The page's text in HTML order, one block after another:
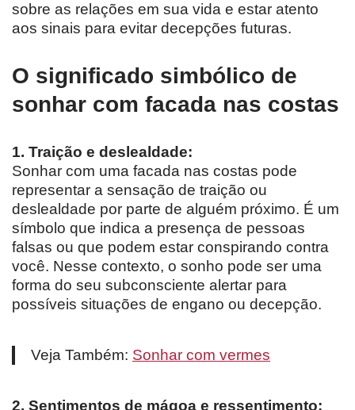
sobre as relações em sua vida e estar atento
aos sinais para evitar decepções futuras.
O significado simbólico de
sonhar com facada nas costas
1. Traição e deslealdade:
Sonhar com uma facada nas costas pode
representar a sensação de traição ou
deslealdade por parte de alguém próximo. É um
símbolo que indica a presença de pessoas
falsas ou que podem estar conspirando contra
você. Nesse contexto, o sonho pode ser uma
forma do seu subconsciente alertar para
possíveis situações de engano ou decepção.
Veja Também: Sonhar com vermes
2. Sentimentos de mágoa e ressentimento: